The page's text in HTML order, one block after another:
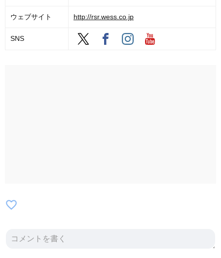
ウェブサイト http://rsr.wess.co.jp
SNS
favorite_border